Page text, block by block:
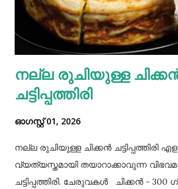
നല്ല രുചിയുള്ള
ചട്ടിപ്പത്തിരി
ഓഗസ്റ്റ് 01, 2026
നല്ല രുചിയുള്ള ചിക്കൻ ചട്ടിപ്പത്തിരി
വ്യത്യസ്തമായി തയാറാക്കാവുന്ന
ചട്ടിപ്പത്തിരി. ചേരുവകൾ ചിക്കൻ - 300